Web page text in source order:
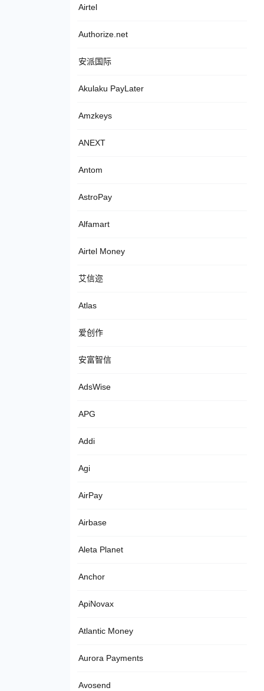
Airtel
Authorize.net
安派国际
Akulaku PayLater
Amzkeys
ANEXT
Antom
AstroPay
Alfamart
Airtel Money
艾信迩
Atlas
爱创作
安富智信
AdsWise
APG
Addi
Agi
AirPay
Airbase
Aleta Planet
Anchor
ApiNovax
Atlantic Money
Aurora Payments
Avosend